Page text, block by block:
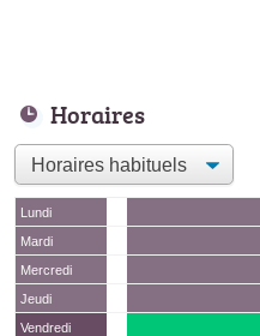
Horaires
Lundi
Mardi
Mercredi
Jeudi
Vendredi